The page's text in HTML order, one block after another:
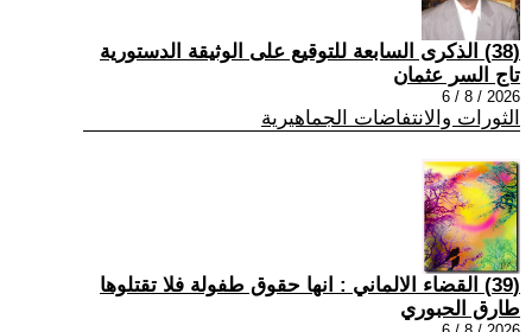
(38) الذكرى السابعة للتوقيع على الوثيقة الدستورية
تاج السر عثمان
2026 / 8 / 6
الثورات والانتفاضات الجماهيرية
(39) القضاء الالماني : انها حقوق طفولة فلا تقتلوها
طارق الحبوري